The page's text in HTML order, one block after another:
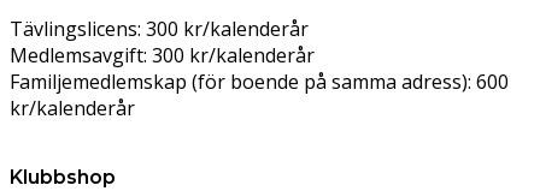
Tävlingslicens: 300 kr/kalenderår
Medlemsavgift: 300 kr/kalenderår
Familjemedlemskap (för boende på samma adress): 600
kr/kalenderår
Klubbshop